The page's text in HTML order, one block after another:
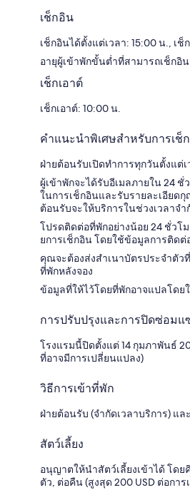
เช็กอิน
เช็กอินได้ตั้งแต่เวลา: 15:00 น., เ
อายุผู้เข้าพักขั้นต่ำที่สามารถเช็กอิน
เช็กเอาต์
เช็กเอาต์: 10:00 น.
คำแนะนำพิเศษสำหรับการเช็
ฝ่ายต้อนรับเปิดทำการทุกวันตั้งแต่
ผู้เข้าพักจะได้รับอีเมลภายใน 24
ในการเช็กอินและรับรายละเอียด
ต้อนรับจะให้บริการในช่วงเวลาจำ
โปรดติดต่อที่พักอย่างน้อย 24 ชั่วโ
ยการเช็กอิน โดยใช้ข้อมูลการติดต่
คุณจะต้องส่งสำเนาบัตรประจำตัว
ที่พักหลังจอง
ข้อมูลที่ให้ไว้โดยที่พักอาจแปลโดย
การปรับปรุงและการปิดซ่อมแ
โรงแรมนี้ปิดตั้งแต่ 14 กุมภาพันธ์
ที่อาจมีการเปลี่ยนแปลง)
วิธีการเข้าที่พัก
ฝ่ายต้อนรับ (จำกัดเวลาบริการ) แ
สัตว์เลี้ยง
อนุญาตให้นำสัตว์เลี้ยงเข้าได้ โดย
ตัว, ต่อคืน (สูงสุด 200 USD ต่อการ